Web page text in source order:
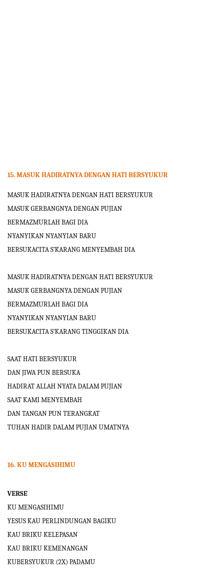
15. MASUK HADIRATNYA DENGAN HATI BERSYUKUR
MASUK HADIRATNYA DENGAN HATI BERSYUKUR
MASUK GERBANGNYA DENGAN PUJIAN
BERMAZMURLAH BAGI DIA
NYANYIKAN NYANYIAN BARU
BERSUKACITA S’KARANG MENYEMBAH DIA
MASUK HADIRATNYA DENGAN HATI BERSYUKUR
MASUK GERBANGNYA DENGAN PUJIAN
BERMAZMURLAH BAGI DIA
NYANYIKAN NYANYIAN BARU
BERSUKACITA S’KARANG TINGGIKAN DIA
SAAT HATI BERSYUKUR
DAN JIWA PUN BERSUKA
HADIRAT ALLAH NYATA DALAM PUJIAN
SAAT KAMI MENYEMBAH
DAN TANGAN PUN TERANGKAT
TUHAN HADIR DALAM PUJIAN UMATNYA
16. KU MENGASIHIMU
VERSE
KU MENGASIHIMU
YESUS KAU PERLINDUNGAN BAGIKU
KAU BRIKU KELEPASAN
KAU BRIKU KEMENANGAN
KUBERSYUKUR (2X) PADAMU